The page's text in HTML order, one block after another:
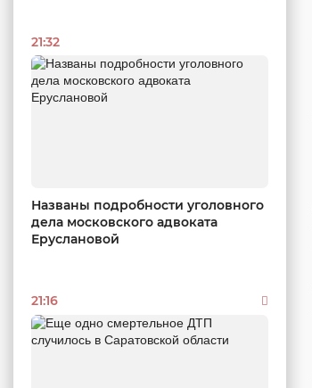
21:32
Названы подробности уголовного
дела московского адвоката
Еруслановой
21:16